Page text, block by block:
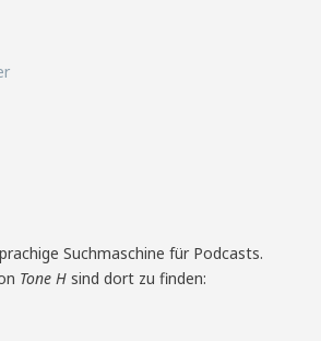
Suchmaschine für Podcasts.
Tone H sind dort zu finden: